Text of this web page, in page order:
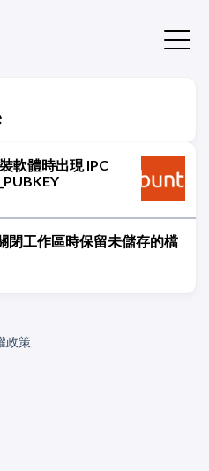
軟體時出現 IPC
閉工作區時保留未儲存的檔
政策